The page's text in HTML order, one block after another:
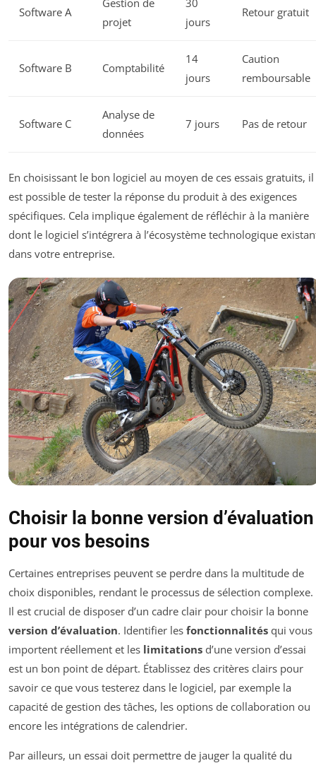
Software A
projet
jours
Retour gratuit
Software B Comptabilité
14
jours
Caution
remboursable
Software C
Analyse de
données
7 jours Pas de retour
En choisissant le bon logiciel au moyen de ces essais gratuits, il
est possible de tester la réponse du produit à des exigences
spécifiques. Cela implique également de réfléchir à la manière
dont le logiciel s’intégrera à l’écosystème technologique
dans votre entreprise.
Choisir la bonne version d’évaluation
pour vos besoins
Certaines entreprises peuvent se perdre dans la multitude de
choix disponibles, rendant le processus de sélection complexe.
Il est crucial de disposer d’un cadre clair pour choisir la bonne
version d’évaluation. Identifier les fonctionnalités qui vous
importent réellement et les limitations d’une version d’essai
est un bon point de départ. Établissez des critères clairs pour
savoir ce que vous testerez dans le logiciel, par exemple la
capacité de gestion des tâches, les options de collaboration ou
encore les intégrations de calendrier.
Par ailleurs, un essai doit permettre de jauger la qualité du